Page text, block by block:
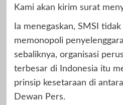
Kami akan kirim surat
Ia menegaskan, SMSI
memonopoli
sebaliknya, organisasi
terbesar di Indonesia itu
prinsip kesetaraan di
Dewan Pers.